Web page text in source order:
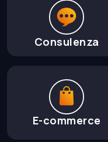
Consulenza
E-commerce